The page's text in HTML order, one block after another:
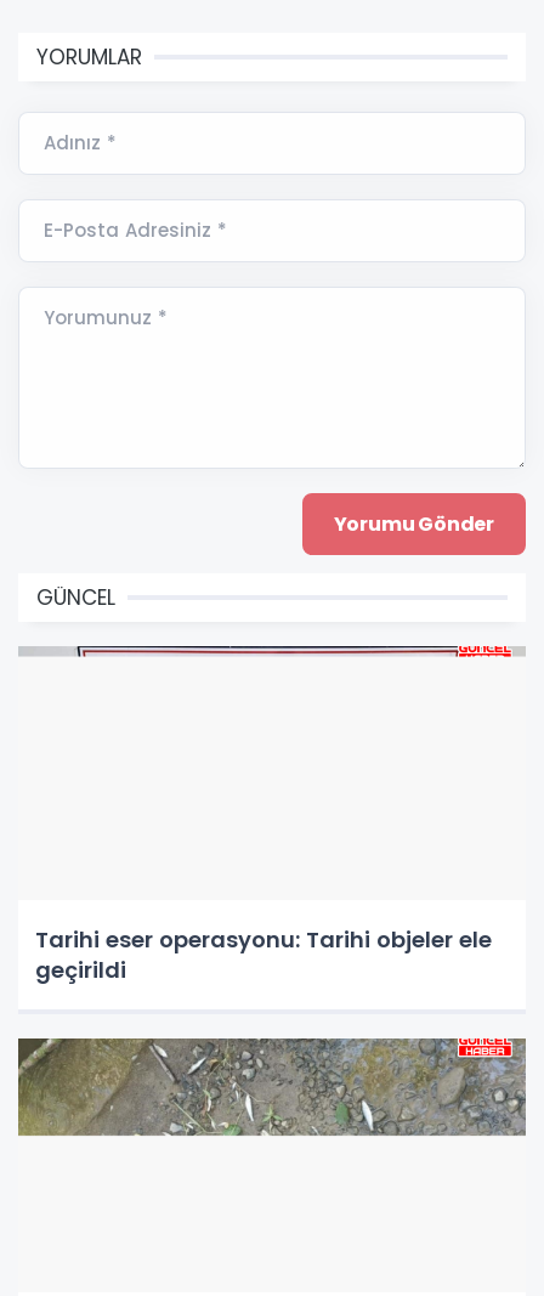
YORUMLAR
Adınız *
E-Posta Adresiniz *
Yorumunuz *
GÜNCEL
Tarihi eser operasyonu: Tarihi objeler ele
geçirildi